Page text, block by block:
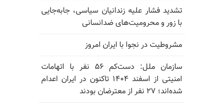
تشدید فشار علیه زندانیان سیاسی، جابه‌جایی
با زور و محرومیت‌های ضدانسانی
مشروطیت در نجوا با ایران امروز
سازمان ملل: دست‌کم ۵۶ نفر با اتهامات
امنیتی از اسفند ۱۴۰۴ تاکنون در ایران اعدام
شده‌اند؛ ۲۷ نفر از معترضان بودند